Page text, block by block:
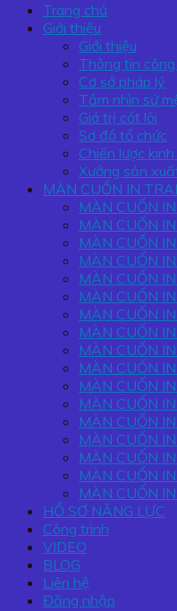
Trang chủ
Giới thiệu
Giới thiệu
Thông tin
Cơ sở pháp lý
Tầm nhìn sứ
Giá trị cốt lõi
Sơ đồ tổ chức
Chiến lược
Xưởng sản
MÀN CUỐN IN
MÀN CUỐN
MÀN CUỐN
MÀN CUỐN
MÀN CUỐN
MÀN CUỐN
MÀN CUỐN
MÀN CUỐN
MÀN CUỐN
MÀN CUỐN
MÀN CUỐN
MÀN CUỐN
MÀN CUỐN
MÀN CUỐN
MÀN CUỐN
MÀN CUỐN
MÀN CUỐN
MÀN CUỐN
HỒ SƠ NĂNG LỰC
Công trình
VIDEO
BLOG
Liên hệ
Đăng nhập